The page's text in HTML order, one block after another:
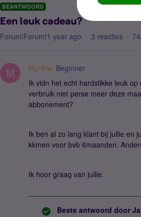
BEANTWOORD
Een leuk cadeau?
Forum|Forum|1 year ago 3 reacties
M Myrthw Beginner
Ik vidn het echt hardstikke leuk
verbruik niet perse meer deze
abbonement?
Ik ben al zo lang klant bij jullie en
kkmen voor bvb 6maanden.
Ik hoor graag van jullie.
Beste antwoord door